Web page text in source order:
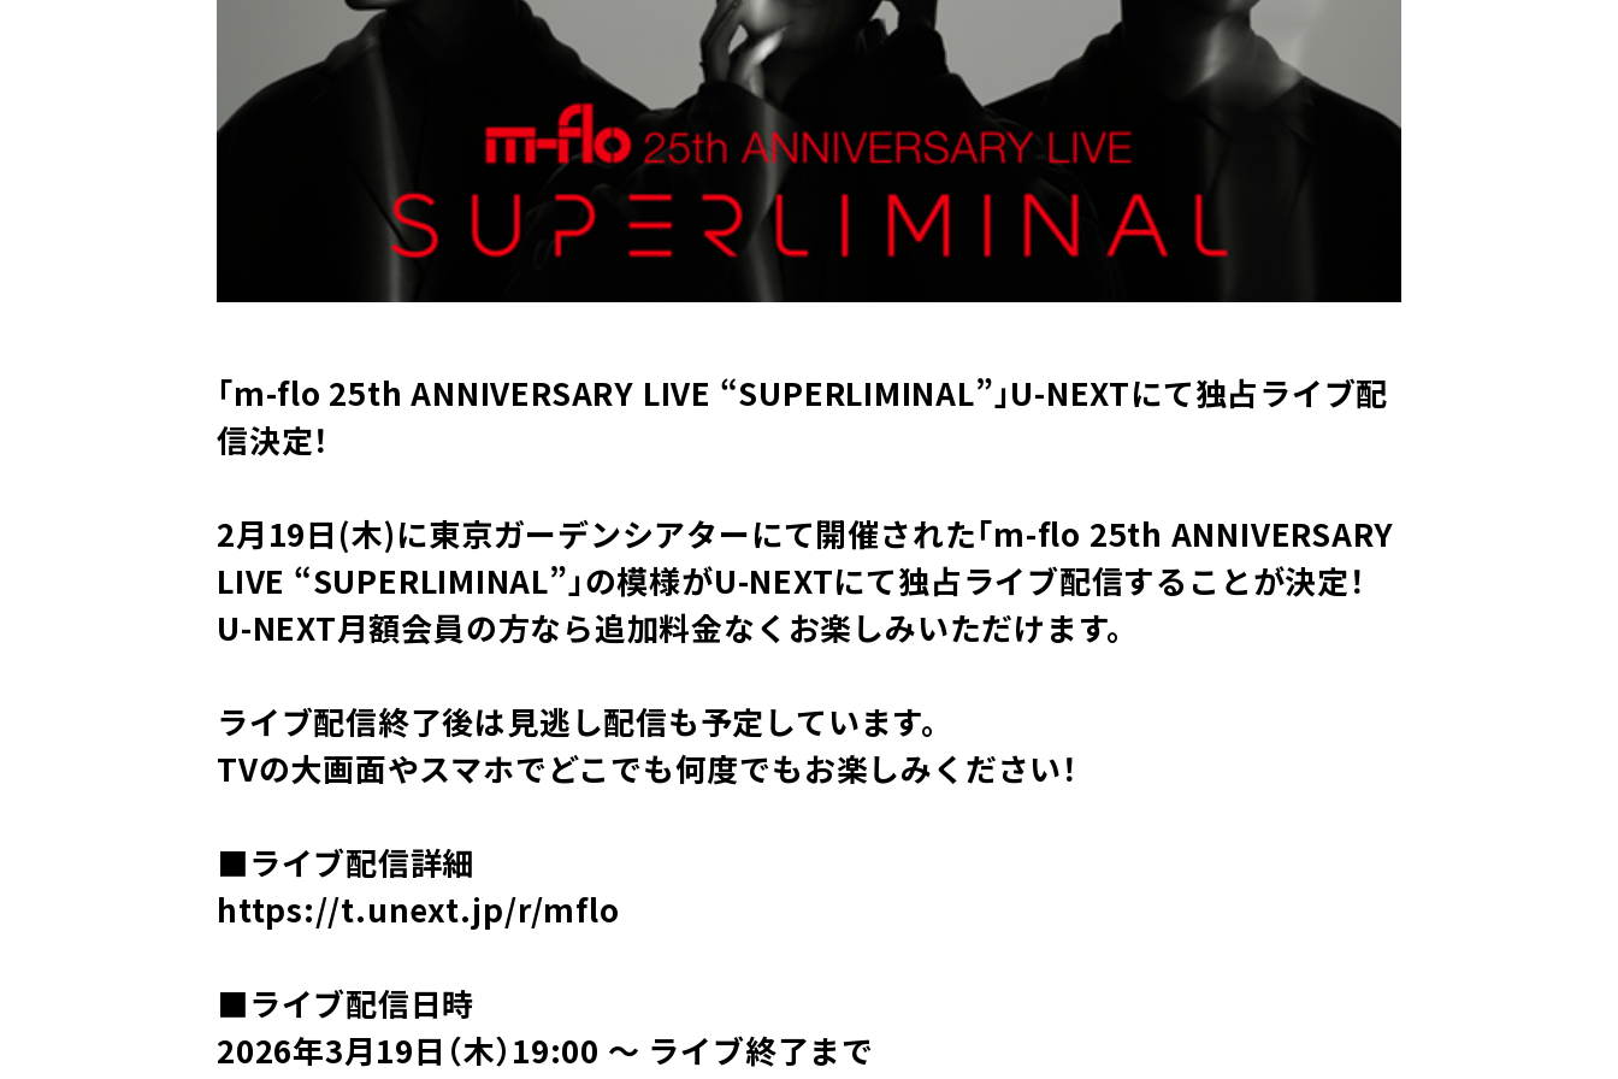
「m-flo 25th ANNIVERSARY LIVE “SUPERLIMINAL”」U-NEXTにて独占ライブ配
信決定！
2月19日(木)に東京ガーデンシアターにて開催された「m-flo 25th ANNIVERSARY
LIVE “SUPERLIMINAL”」の模様がU-NEXTにて独占ライブ配信することが決定！
U-NEXT月額会員の方なら追加料金なくお楽しみいただけます。
ライブ配信終了後は見逃し配信も予定しています。
TVの大画面やスマホでどこでも何度でもお楽しみください！
■ライブ配信詳細
https://t.unext.jp/r/mflo
■ライブ配信日時
2026年3月19日（木）19:00 ～ ライブ終了まで